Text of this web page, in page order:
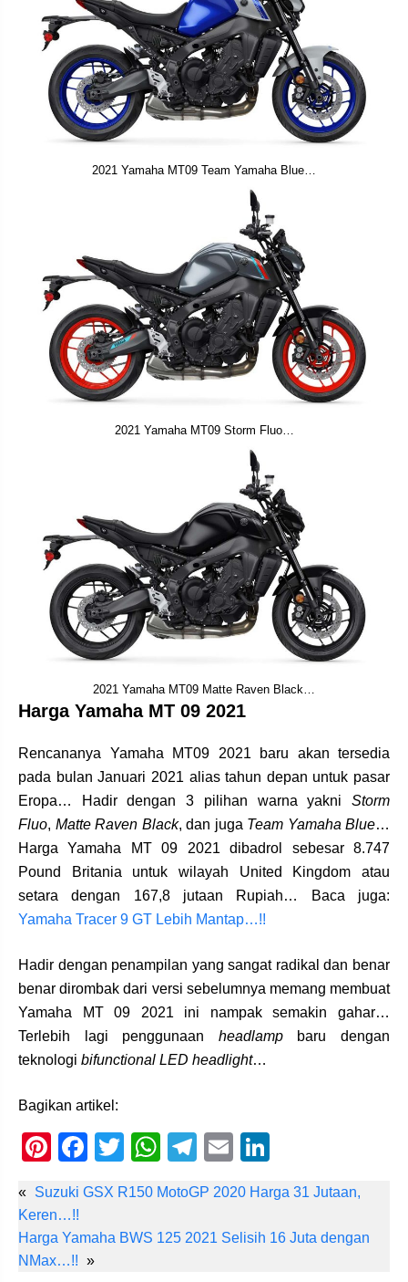
2021 Yamaha MT09 Team Yamaha Blue…
2021 Yamaha MT09 Storm Fluo…
2021 Yamaha MT09 Matte Raven Black…
Harga Yamaha MT 09 2021
Rencananya Yamaha MT09 2021 baru akan tersedia
pada bulan Januari 2021 alias tahun depan untuk pasar
Eropa… Hadir dengan 3 pilihan warna yakni Storm
Fluo, Matte Raven Black, dan juga Team Yamaha Blue…
Harga Yamaha MT 09 2021 dibadrol sebesar 8.747
Pound Britania untuk wilayah United Kingdom atau
setara dengan 167,8 jutaan Rupiah… Baca juga:
Yamaha Tracer 9 GT Lebih Mantap…!!
Hadir dengan penampilan yang sangat radikal dan benar
benar dirombak dari versi sebelumnya memang membuat
Yamaha MT 09 2021 ini nampak semakin gahar…
Terlebih lagi penggunaan headlampbaru dengan
teknologi bifunctional LED headlight…
Bagikan artikel:
Pi
er
e
st
F
c
e
b
T
tt
er
W
at
s
T
e
gr
E
ail k
e
« Suzuki GSX R150 MotoGP 2020 Harga 31 Jutaan,
Keren…!!
Harga Yamaha BWS 125 2021 Selisih 16 Juta dengan
NMax…!! »